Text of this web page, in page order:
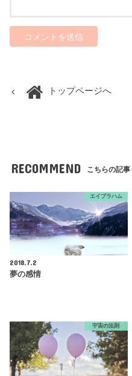
トップページへ
RECOMMEND こちらの記事
エイブラハム
2018.7.2
夢の感情
宇宙の法則